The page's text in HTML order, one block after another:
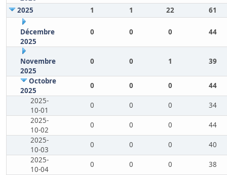
2025
1 1 22 61
Décembre
2025
0 0 0 44
Novembre
2025
0 0 1 39
Octobre
2025
0 0 0
44
2025-
10-01
0 0 0
34
2025-
10-02
0 0 0
44
2025-
10-03
0 0 0
40
2025-
10-04
0 0 0
38